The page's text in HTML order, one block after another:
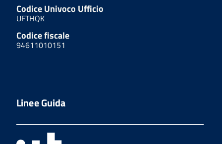
Codice Univoco Ufficio
UFTHQK
Codice fiscale
94611010151
Linee Guida